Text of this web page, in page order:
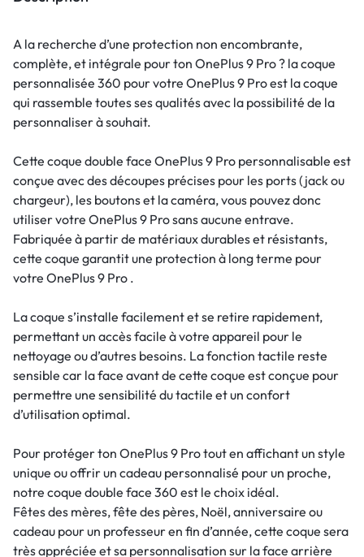
A la recherche d’une protection non encombrante,
complète, et intégrale pour ton OnePlus 9 Pro ? la coque
personnalisée 360 pour votre OnePlus 9 Pro est la coque
qui rassemble toutes ses qualités avec la possibilité de la
personnaliser à souhait.
Cette coque double face OnePlus 9 Pro personnalisable est
conçue avec des découpes précises pour les ports (jack ou
chargeur), les boutons et la caméra, vous pouvez donc
utiliser votre OnePlus 9 Pro sans aucune entrave.
Fabriquée à partir de matériaux durables et résistants,
cette coque garantit une protection à long terme pour
votre OnePlus 9 Pro .
La coque s’installe facilement et se retire rapidement,
permettant un accès facile à votre appareil pour le
nettoyage ou d’autres besoins. La fonction tactile reste
sensible car la face avant de cette coque est conçue pour
permettre une sensibilité du tactile et un confort
d’utilisation optimal.
Pour protéger ton OnePlus 9 Pro tout en affichant un style
unique ou offrir un cadeau personnalisé pour un proche,
notre coque double face 360 est le choix idéal.
Fêtes des mères, fête des pères, Noël, anniversaire ou
cadeau pour un professeur en fin d’année, cette coque sera
très appréciée et sa personnalisation sur la face arrière